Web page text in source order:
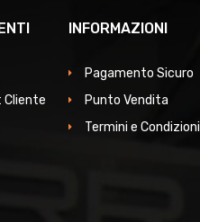
Cliente
INFORMAZIONI
Pagamento Sicuro
Punto Vendita
Termini e Condizioni